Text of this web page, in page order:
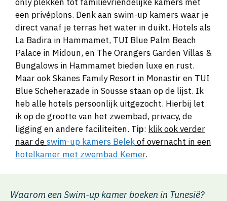
een privéplons. Denk aan swim-up kamers waar je
direct vanaf je terras het water in duikt. Hotels als
La Badira in Hammamet, TUI Blue Palm Beach
Palace in Midoun, en The Orangers Garden Villas &
Bungalows in Hammamet bieden luxe en rust.
Maar ook Skanes Family Resort in Monastir en TUI
Blue Scheherazade in Sousse staan op de lijst. Ik
heb alle hotels persoonlijk uitgezocht. Hierbij let
ik op de grootte van het zwembad, privacy, de
ligging en andere faciliteiten. Tip: klik ook verder
naar deswim-up kamers Belekof overnacht in een
hotelkamer met zwembad Kemer.
Waarom een Swim-up kamer boeken in Tunesië?